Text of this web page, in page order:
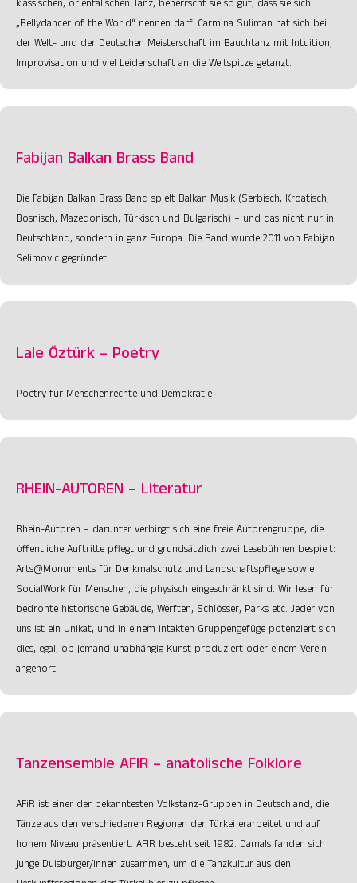
klassischen, orientalischen Tanz, beherrscht sie so gut, dass sie sich
„Bellydancer of the World“ nennen darf. Carmina Suliman hat sich bei
der Welt- und der Deutschen Meisterschaft im Bauchtanz mit Intuition,
Improvisation und viel Leidenschaft an die Weltspitze getanzt.
Fabijan Balkan Brass Band
Die Fabijan Balkan Brass Band spielt Balkan Musik (Serbisch, Kroatisch,
Bosnisch, Mazedonisch, Türkisch und Bulgarisch) – und das nicht nur in
Deutschland, sondern in ganz Europa. Die Band wurde 2011 von Fabijan
Selimovic gegründet.
Lale Öztürk – Poetry
Poetry für Menschenrechte und Demokratie
RHEIN-AUTOREN – Literatur
Rhein-Autoren – darunter verbirgt sich eine freie Autorengruppe, die
öffentliche Auftritte pflegt und grundsätzlich zwei Lesebühnen bespielt:
Arts@Monuments für Denkmalschutz und Landschaftspflege sowie
SocialWork für Menschen, die physisch eingeschränkt sind. Wir lesen für
bedrohte historische Gebäude, Werften, Schlösser, Parks etc. Jeder von
uns ist ein Unikat, und in einem intakten Gruppengefüge potenziert sich
dies, egal, ob jemand unabhängig Kunst produziert oder einem Verein
angehört.
Tanzensemble AFIR – anatolische Folklore
AFiR ist einer der bekanntesten Volkstanz-Gruppen in Deutschland, die
Tänze aus den verschiedenen Regionen der Türkei erarbeitet und auf
hohem Niveau präsentiert. AFIR besteht seit 1982. Damals fanden sich
junge Duisburger/innen zusammen, um die Tanzkultur aus den